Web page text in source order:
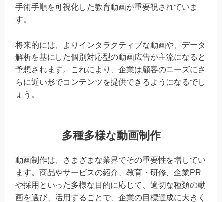
手術手順を可視化した教育動画が重要視されていま
す。
将来的には、よりインタラクティブな動画や、データ
解析を基にした個別対応型の動画広告が主流になると
予想されます。これにより、企業は顧客のニーズにさ
らに近い形でコンテンツを提供できるようになるでし
ょう。
多種多様な動画制作
動画制作は、さまざまな業界でその重要性を増してい
ます。商品やサービスの紹介、教育・研修、企業PR
や採用といった多様な目的に応じて、適切な種類の動
画を選び、活用することで、企業の目標達成に大きく